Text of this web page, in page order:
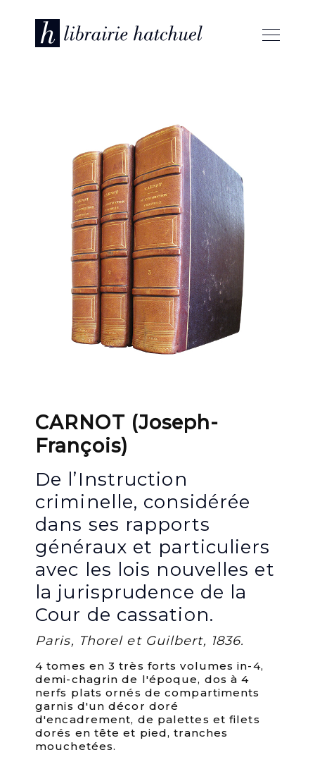
CARNOT (Joseph-
François)
De l’Instruction
criminelle, considérée
dans ses rapports
généraux et particuliers
avec les lois nouvelles et
la jurisprudence de la
Cour de cassation.
Paris, Thorel et Guilbert, 1836.
4 tomes en 3 très forts volumes in-4,
demi-chagrin de l'époque, dos à 4
nerfs plats ornés de compartiments
garnis d'un décor doré
d'encadrement, de palettes et filets
dorés en tête et pied, tranches
mouchetées.